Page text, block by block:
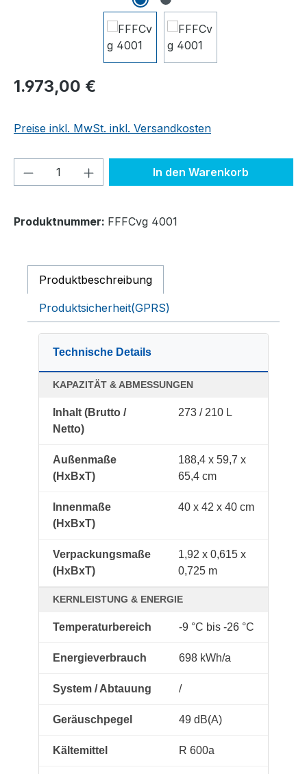
Regulärer Preis:
1.973,00 €
Preise inkl. MwSt. inkl. Versandkosten
Produkt Anzahl: Gib denIn den Warenkorb
Produktnummer: FFFCvg 4001
Produktbeschreibung
Produktsicherheit(GPRS)
Technische Details
KAPAZITÄT & ABMESSUNGEN
Inhalt (Brutto /
Netto)
273 / 210 L
Außenmaße
(HxBxT)
188,4 x 59,7 x
65,4 cm
Innenmaße
(HxBxT)
40 x 42 x 40 cm
Verpackungsmaße
(HxBxT)
1,92 x 0,615 x
0,725 m
KERNLEISTUNG & ENERGIE
Temperaturbereich -9 °C bis -26 °C
Energieverbrauch 698 kWh/a
System / Abtauung /
Geräuschpegel 49 dB(A)
Kältemittel R 600a